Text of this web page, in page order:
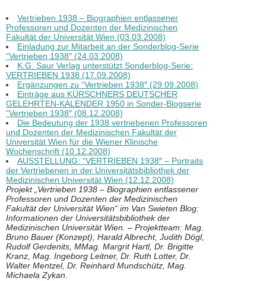
Vertrieben 1938 – Biographien entlassener
Professoren und Dozenten der Medizinischen
Fakultät der Universität Wien (03.03.2008)
Einladung zur Mitarbeit an der Sonderblog-Serie
“Vertrieben 1938″ (24.03.2008)
K.G. Saur Verlag unterstützt Sonderblog-Serie:
VERTRIEBEN 1938 (17.09.2008)
Ergänzungen zu “Vertrieben 1938″ (29.09.2008)
Einträge aus KÜRSCHNERS DEUTSCHER
GELEHRTEN-KALENDER 1950 in Sonder-Blogserie
“Vertrieben 1938″ (08.12.2008)
Die Bedeutung der 1938 vertriebenen Professoren
und Dozenten der Medizinischen Fakultät der
Universität Wien für die Wiener Klinische
Wochenschrift (10.12.2008)
AUSSTELLUNG: “VERTRIEBEN 1938″ – Portraits
der Vertriebenen in der Universitätsbibliothek der
Medizinischen Universität Wien (12.12.2008)
Projekt „Vertrieben 1938 – Biographien entlassener
Professoren und Dozenten der Medizinischen
Fakultät der Universität Wien“ im Van Swieten Blog:
Informationen der Universitätsbibliothek der
Medizinischen Universität Wien. – Projektteam: Mag.
Bruno Bauer (Konzept), Harald Albrecht, Judith Dögl,
Rudolf Gerdenits, MMag. Margrit Hartl, Dr. Brigitte
Kranz, Mag. Ingeborg Leitner, Dr. Ruth Lotter, Dr.
Walter Mentzel, Dr. Reinhard Mundschütz, Mag.
Michaela Zykan.